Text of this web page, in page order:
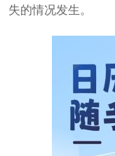
失的情况发生。